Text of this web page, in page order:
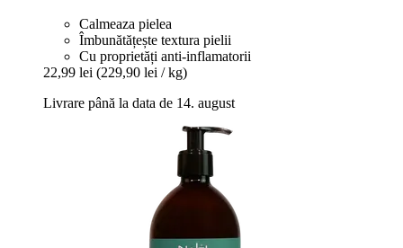
Calmeaza pielea
Îmbunătățește textura pielii
Cu proprietăți anti-inflamatorii
22,99 lei (229,90 lei / kg)
Livrare până la data de 14. august